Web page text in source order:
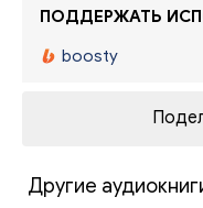
ПОДДЕРЖАТЬ
boosty
Другие